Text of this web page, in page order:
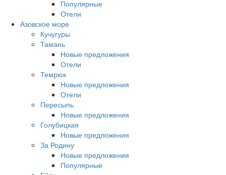
Популярные
Отели
Азовское море
Кучугуры
Тамань
Новые предложения
Отели
Темрюк
Новые предложения
Отели
Пересыпь
Новые предложения
Голубицкая
Новые предложения
За Родину
Новые предложения
Популярные